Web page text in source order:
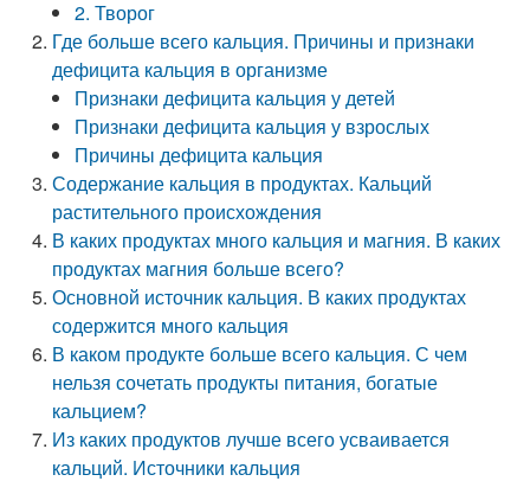
2. Творог
Где больше всего кальция. Причины и признаки
дефицита кальция в организме
Признаки дефицита кальция у детей
Признаки дефицита кальция у взрослых
Причины дефицита кальция
Содержание кальция в продуктах. Кальций
растительного происхождения
В каких продуктах много кальция и магния. В каких
продуктах магния больше всего?
Основной источник кальция. В каких продуктах
содержится много кальция
В каком продукте больше всего кальция. С чем
нельзя сочетать продукты питания, богатые
кальцием?
Из каких продуктов лучше всего усваивается
кальций. Источники кальция